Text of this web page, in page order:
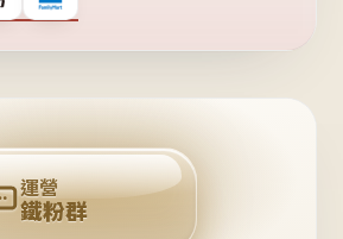
❤
粉
回
購
運營
鐵粉群